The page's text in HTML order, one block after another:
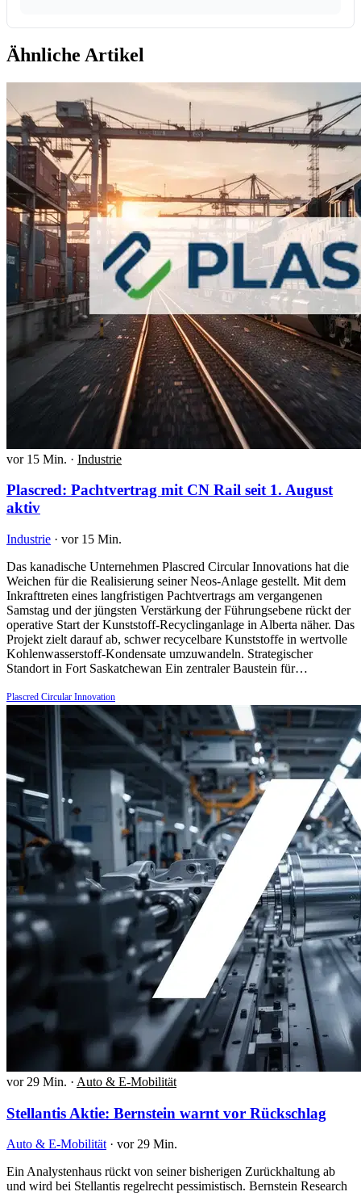
Ähnliche Artikel
vor 15 Min. · Industrie
Plascred: Pachtvertrag mit CN Rail seit 1. August
aktiv
Industrie · vor 15 Min.
Das kanadische Unternehmen Plascred Circular Innovations hat die
Weichen für die Realisierung seiner Neos-Anlage gestellt. Mit dem
Inkrafttreten eines langfristigen Pachtvertrags am vergangenen
Samstag und der jüngsten Verstärkung der Führungsebene rückt der
operative Start der Kunststoff-Recyclinganlage in Alberta näher. Das
Projekt zielt darauf ab, schwer recycelbare Kunststoffe in wertvolle
Kohlenwasserstoff-Kondensate umzuwandeln. Strategischer
Standort in Fort Saskatchewan Ein zentraler Baustein für…
Plascred Circular Innovation
vor 29 Min. · Auto & E-Mobilität
Stellantis Aktie: Bernstein warnt vor Rückschlag
Auto & E-Mobilität · vor 29 Min.
Ein Analystenhaus rückt von seiner bisherigen Zurückhaltung ab
und wird bei Stellantis regelrecht pessimistisch. Bernstein Research